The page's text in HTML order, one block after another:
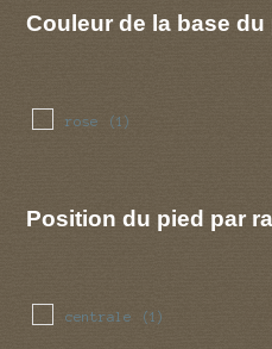
Couleur de la base du
rose (1)
Position du pied par
centrale (1)